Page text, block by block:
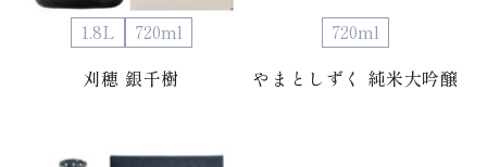
1.8L
720ml
刈穂 銀千樹
720ml
やまとしずく 純米大吟醸